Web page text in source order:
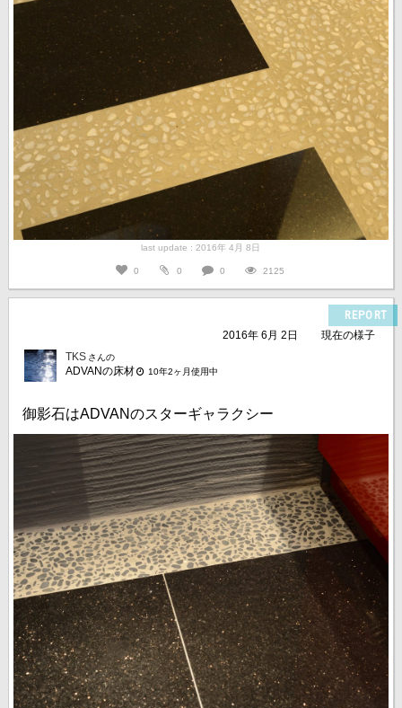
last update : 2016年 4月 8日
0 0 0 2125
REPORT
2016年 6月 2日
現在の様子
TKS さんの
ADVANの床材 10年2ヶ月使用中
御影石はADVANのスターギャラクシー